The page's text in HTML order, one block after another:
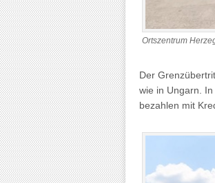
Ortszentrum
Der
wie in Ungarn.
bezahlen mit